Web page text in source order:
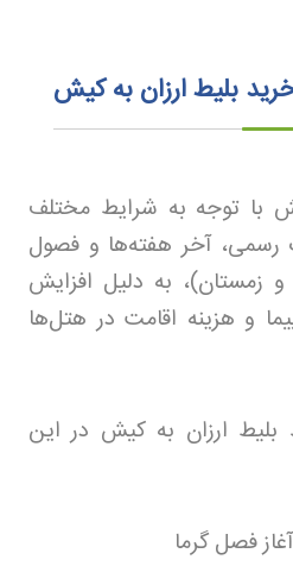
بلیط ارزان به کیش
با توجه به شرایط مختلف
رسمی، آخر هفته‌ها و فصول
زمستان)، به دلیل افزایش
و هزینه اقامت در هتل‌ها
بلیط ارزان به کیش در این
فصل گرما